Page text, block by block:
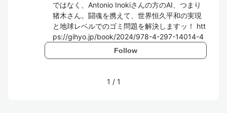
ではなく、Antonio Inokiさんの方のAI、つまり
猪木さん。闘魂を携えて、世界恒久平和の実現
と地球レベルでのゴミ問題を解決しますッ！ htt
ps://gihyo.jp/book/2024/978-4-297-14014-4
Follow
1 / 1